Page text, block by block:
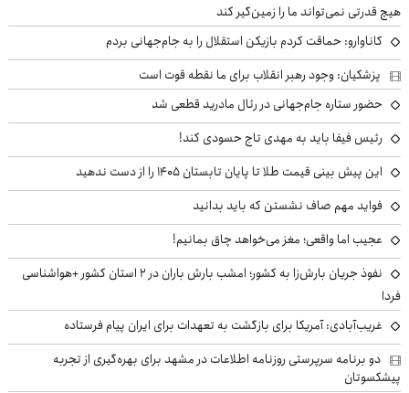
هیچ قدرتی نمی‌تواند ما را زمین‌گیر کند
کاناوارو: حماقت کردم بازیکن استقلال را به جام‌جهانی بردم
پزشکیان: وجود رهبر انقلاب برای ما نقطه قوت است
حضور ستاره جام‌جهانی در رئال مادرید قطعی شد
رئیس فیفا باید به مهدی تاج حسودی کند!
این پیش بینی قیمت طلا تا پایان تابستان ۱۴۰۵ را از دست ندهید
فواید مهم صاف نشستن که باید بدانید
عجیب اما واقعی؛ مغز می‌خواهد چاق بمانیم!
نفوذ جریان بارش‌زا به کشور؛ امشب بارش باران در ۲ استان کشور +هواشناسی
فردا
غریب‌آبادی: آمریکا برای بازگشت به تعهدات برای ایران پیام فرستاده
دو برنامه سرپرستی روزنامه اطلاعات در مشهد برای بهره‌گیری از تجربه
پیشکسوتان